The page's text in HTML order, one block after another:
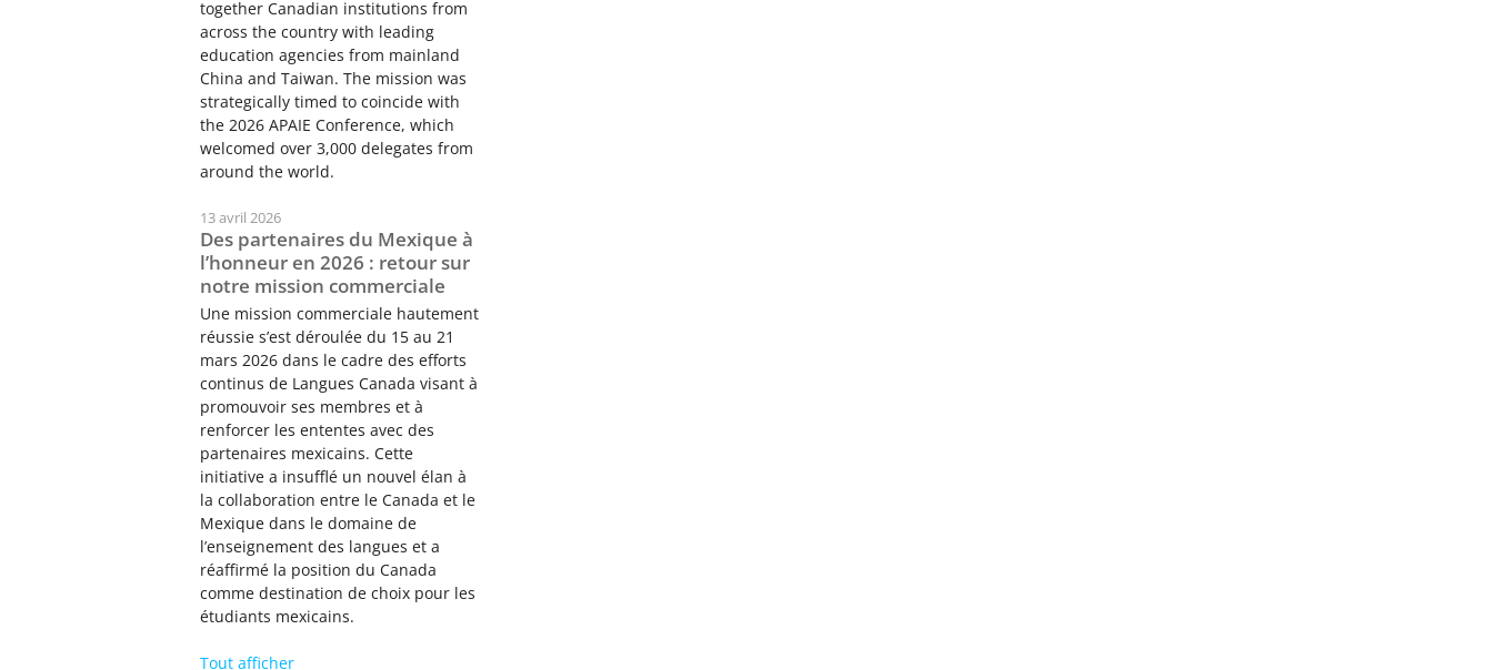
together Canadian institutions from
across the country with leading
education agencies from mainland
China and Taiwan. The mission was
strategically timed to coincide with
the 2026 APAIE Conference, which
welcomed over 3,000 delegates from
around the world.
13 avril 2026
Des partenaires du Mexique à
l’honneur en 2026 : retour sur
notre mission commerciale
Une mission commerciale hautement
réussie s’est déroulée du 15 au 21
mars 2026 dans le cadre des efforts
continus de Langues Canada visant à
promouvoir ses membres et à
renforcer les ententes avec des
partenaires mexicains. Cette
initiative a insufflé un nouvel élan à
la collaboration entre le Canada et le
Mexique dans le domaine de
l’enseignement des langues et a
réaffirmé la position du Canada
comme destination de choix pour les
étudiants mexicains.
Tout afficher